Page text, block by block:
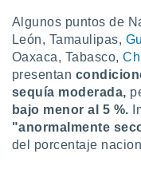
un
o acceder
datos
perfiles
Algunos puntos de
León, Tamaulipas,
Oaxaca, Tabasco,
presentan
sequía moderada,
bajo menor al 5 %.
"anormalmente
del porcentaje